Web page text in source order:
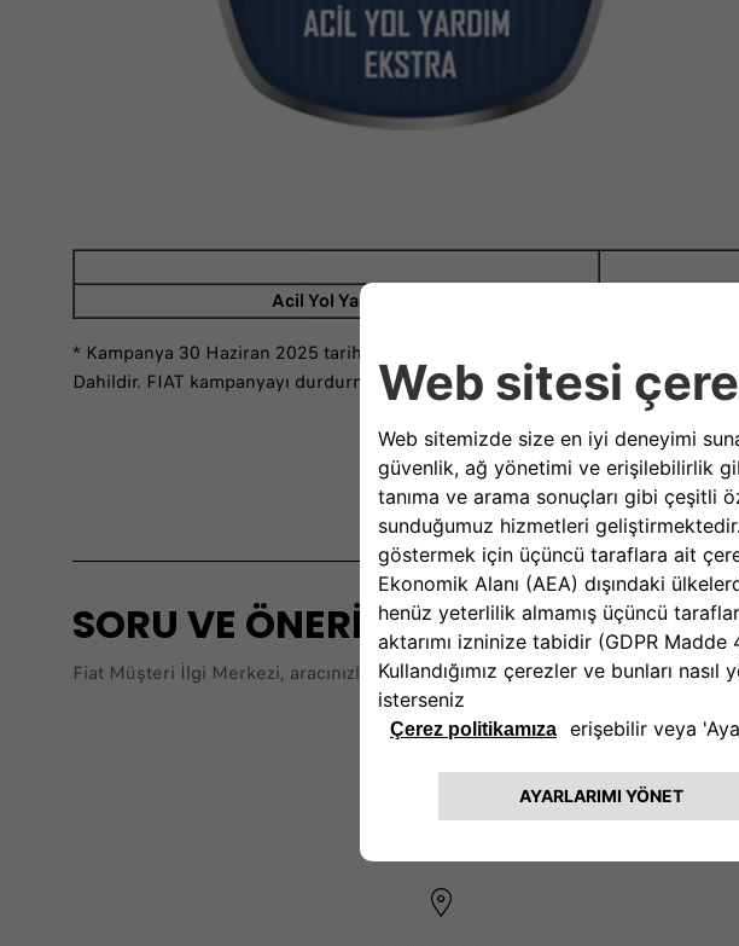
Acil Yol Yardımı
* Kampanya 30 Haziran 2025 tarihine kadar geçerlidir. Tüm modeller
Dahildir. FIAT kampanyayı durdurma, sona erdirme ve kampanya kapsamında
SORU VE ÖNERİLERİNİZ İÇİN
Fiat Müşteri İlgi Merkezi, aracınızla ilgili her konuda gereksinim duyduğunuz